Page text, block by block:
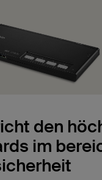
den
im